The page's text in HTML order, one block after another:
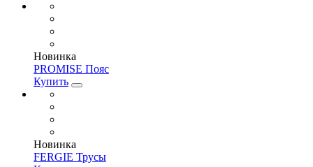
Новинка
PROMISE Пояс
Купить
Новинка
FERGIE Трусы